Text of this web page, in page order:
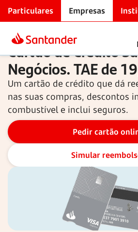
Particulares Empresas
Cartões para empresas
Cartão de Crédito
Negócios.TAE de
Um cartão de crédito que dá
nas suas compras, descontos
combustível e inclui seguros.